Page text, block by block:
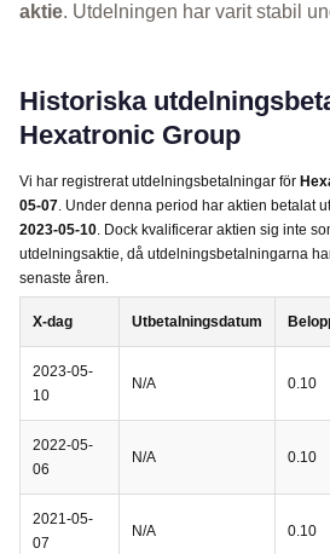
aktie. Utdelningen har varit stabil
Historiska
Hexatronic Group
Vi har registrerat utdelningsbetalningar för
05-07. Under denna period har aktien betalat
2023-05-10. Dock kvalificerar aktien sig inte
utdelningsaktie, då utdelningsbetalningarna
senaste åren.
X-dag Utbetalningsdatum
2023-05-
10
N/A 0.10
2022-05-
06
N/A 0.10
2021-05-
07
N/A 0.10